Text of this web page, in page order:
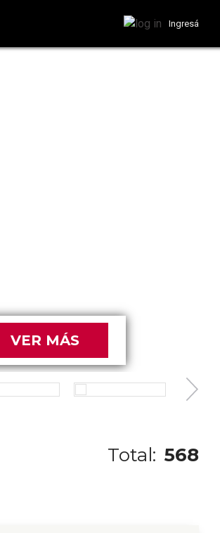
Ingresá
VER MÁS
Total: 568